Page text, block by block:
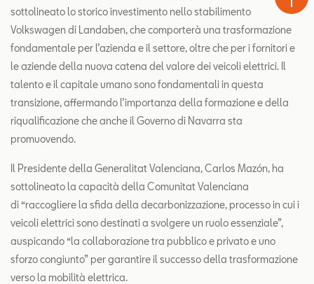
sottolineato lo storico investimento nello stabilimento
Volkswagen di Landaben, che comporterà una trasformazione
fondamentale per l’azienda e il settore, oltre che per i fornitori e
le aziende della nuova catena del valore dei veicoli elettrici. Il
talento e il capitale umano sono fondamentali in questa
transizione, affermando l’importanza della formazione e della
riqualificazione che anche il Governo di Navarra sta
promuovendo.
Il Presidente della Generalitat Valenciana, Carlos Mazón, ha
sottolineato la capacità della Comunitat Valenciana
di “raccogliere la sfida della decarbonizzazione, processo in cui i
veicoli elettrici sono destinati a svolgere un ruolo essenziale”,
auspicando “la collaborazione tra pubblico e privato e uno
sforzo congiunto” per garantire il successo della trasformazione
verso la mobilità elettrica.